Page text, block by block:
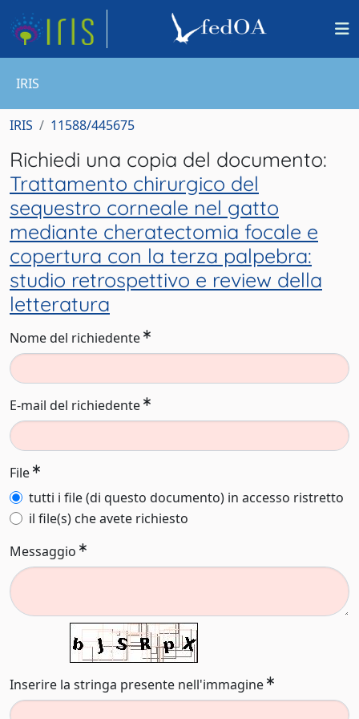
IRIS
IRIS 11588/445675
Richiedi una copia del documento:
Trattamento chirurgico del
sequestro corneale nel gatto
mediante cheratectomia focale e
copertura con la terza palpebra:
studio retrospettivo e review della
letteratura
Nome del richiedente
E-mail del richiedente
File
tutti i file (di questo documento) in accesso ristretto
il file(s) che avete richiesto
Messaggio
Inserire la stringa presente nell'immagine